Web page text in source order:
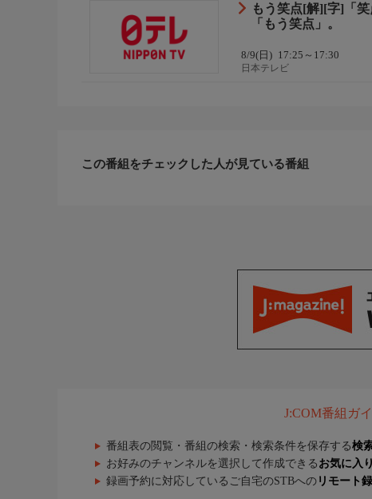
もう笑点[解][字]「
「もう笑点」。
8/9(日) 17:25～17:30
日本テレビ
この番組をチェックした人が見ている番組
J:COM番組ガ
番組表の閲覧・番組の検索・検索条件を保存する検
お好みのチャンネルを選択して作成できる お気に入
録画予約に対応しているご自宅のSTBへの リモート